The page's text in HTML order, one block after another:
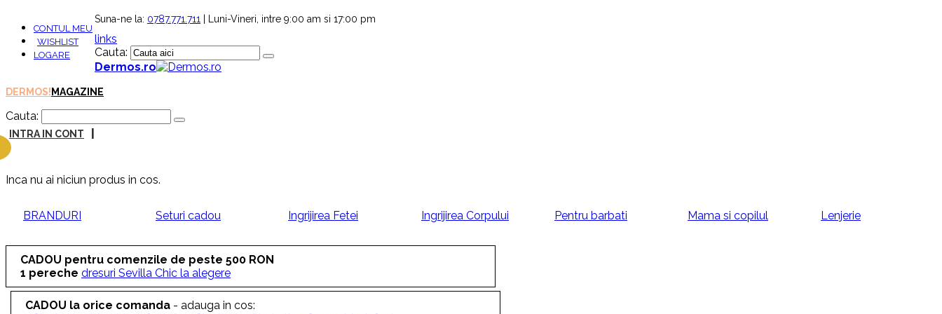
CONTUL MEU
WISHLIST
LOGARE
Suna-ne la: 0787.771.711 | Luni-Vineri, intre 9:00 am si 17:00 pm
links
Cauta:
Dermos.ro
DERMOS! MAGAZINE
Cauta:
INTRA IN CONT
Inca nu ai niciun produs in cos.
BRANDURI Seturi cadou Ingrijirea Fetei Ingrijirea Corpului Pentru barbati Mama si copilul Lenjerie
CADOU pentru comenzile de peste 500 RON
1 pereche dresuri Sevilla Chic la alegere
CADOU la orice comanda- adauga in cos: